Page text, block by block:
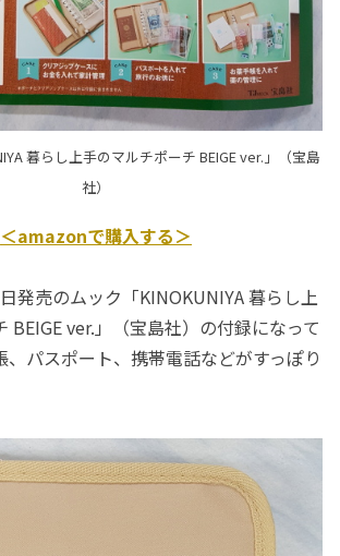
暮らし上手のマルチポーチ BEIGE ver.」（宝島
社）
＜amazonで購入する＞
発売のムック「KINOKUNIYA 暮らし上
BEIGE ver.」（宝島社）の付録になって
、パスポート、携帯電話などがすっぽり